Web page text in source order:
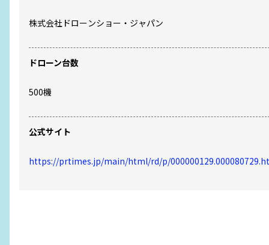
株式会社ドローンショー・ジャパン
ドローン台数
500機
公式サイト
https://prtimes.jp/main/html/rd/p/